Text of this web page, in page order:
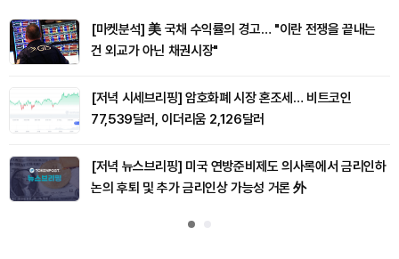
[마켓분석] 美 국채 수익률의 경고… "이란 전쟁을 끝내는
건 외교가 아닌 채권시장"
[저녁 시세브리핑] 암호화폐 시장 혼조세… 비트코인
77,539달러, 이더리움 2,126달러
[저녁 뉴스브리핑] 미국 연방준비제도 의사록에서 금리인하
논의 후퇴 및 추가 금리인상 가능성 거론 外